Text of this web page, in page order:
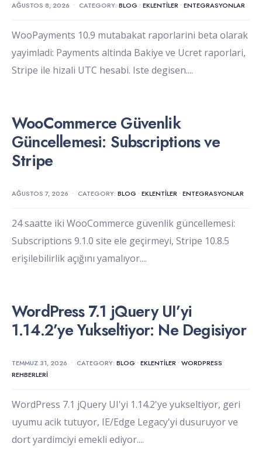
AĞUSTOS 8, 2026 • CATEGORY: BLOG • EKLENTILER • ENTEGRASYONLAR
WooPayments 10.9 mutabakat raporlarini beta olarak
yayimladi: Payments altinda Bakiye ve Ucret raporlari,
Stripe ile hizali UTC hesabi. Iste degisen....
WooCommerce Güvenlik
Güncellemesi: Subscriptions ve
Stripe
AĞUSTOS 7, 2026 • CATEGORY: BLOG • EKLENTILER • ENTEGRASYONLAR
24 saatte iki WooCommerce güvenlik güncellemesi:
Subscriptions 9.1.0 site ele geçirmeyi, Stripe 10.8.5
erişilebilirlik açığını yamalıyor....
WordPress 7.1 jQuery UI’yi
1.14.2’ye Yukseltiyor: Ne Degisiyor
TEMMUZ 31, 2026 • CATEGORY: BLOG • EKLENTILER • WORDPRESS
REHBERLERI
WordPress 7.1 jQuery UI'yi 1.14.2'ye yukseltiyor, geri
uyumu acik tutuyor, IE/Edge Legacy'yi dusuruyor ve
dort yardimciyi emekli ediyor....